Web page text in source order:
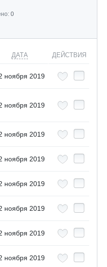
0
ДАТА ДЕЙСТВИЯ
ноября 2019
ноября 2019
ноября 2019
ноября 2019
ноября 2019
ноября 2019
ноября 2019
ноября 2019